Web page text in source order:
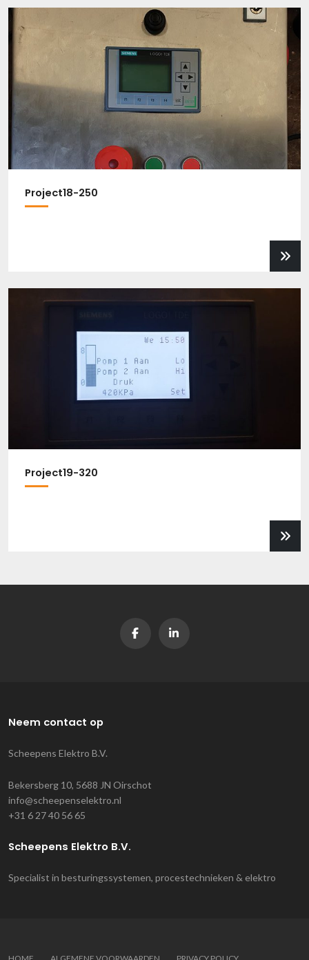
Project18-250
Project19-320
Neem contact op
Scheepens Elektro B.V.
Bekersberg 10, 5688 JN Oirschot
info@scheepenselektro.nl
+31 6 27 40 56 65
Scheepens Elektro B.V.
Specialist in besturingssystemen, procestechnieken & elektro